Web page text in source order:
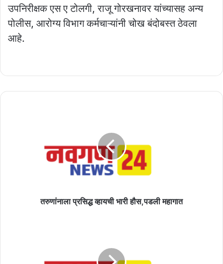
उपनिरीक्षक एस ए टोलगी, राजू गोरखनावर यांच्यासह अन्य
पोलीस, आरोग्य विभाग कर्मचाऱ्यांनी चोख बंदोबस्त ठेवला
आहे.
तरुणांनाला प्रसिद्ध व्हायची भारी हौस,पडली महागात